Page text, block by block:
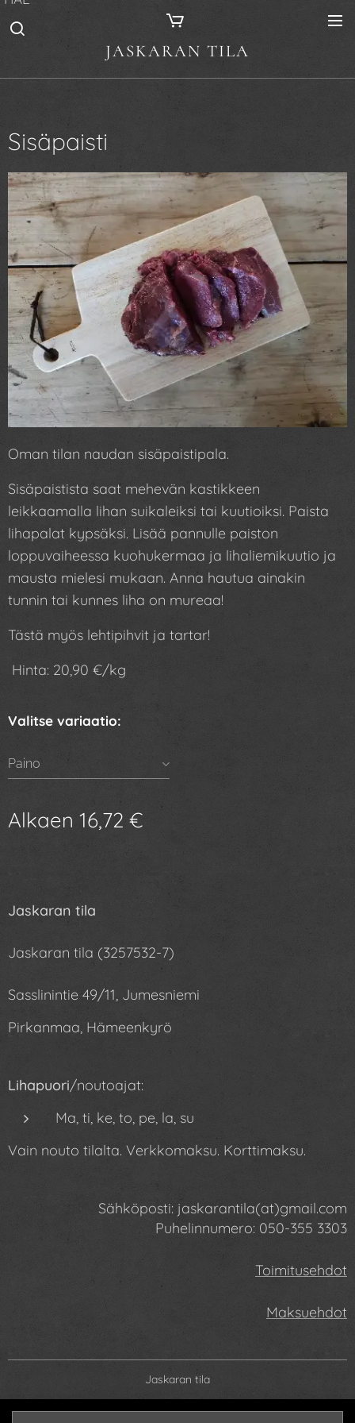
JASKARAN TILA
Sisäpaisti
Oman tilan naudan sisäpaistipala.
Sisäpaistista saat mehevän kastikkeen
leikkaamalla lihan suikaleiksi tai kuutioiksi. Paista
lihapalat kypsäksi. Lisää pannulle paiston
loppuvaiheessa kuohukermaa ja lihaliemikuutio ja
mausta mielesi mukaan. Anna hautua ainakin
tunnin tai kunnes liha on mureaa!
Tästä myös lehtipihvit ja tartar!
Hinta: 20,90 €/kg
Valitse variaatio:
Paino
Alkaen 16,72 €
Jaskaran tila
Jaskaran tila (3257532-7)
Sasslinintie 49/11, Jumesniemi
Pirkanmaa, Hämeenkyrö
Lihapuori/noutoajat:
Ma, ti, ke, to, pe, la, su
Vain nouto tilalta. Verkkomaksu. Korttimaksu.
Sähköposti: jaskarantila(at)gmail.com
Puhelinnumero: 050-355 3303
Toimitusehdot
Maksuehdot
Jaskaran tila